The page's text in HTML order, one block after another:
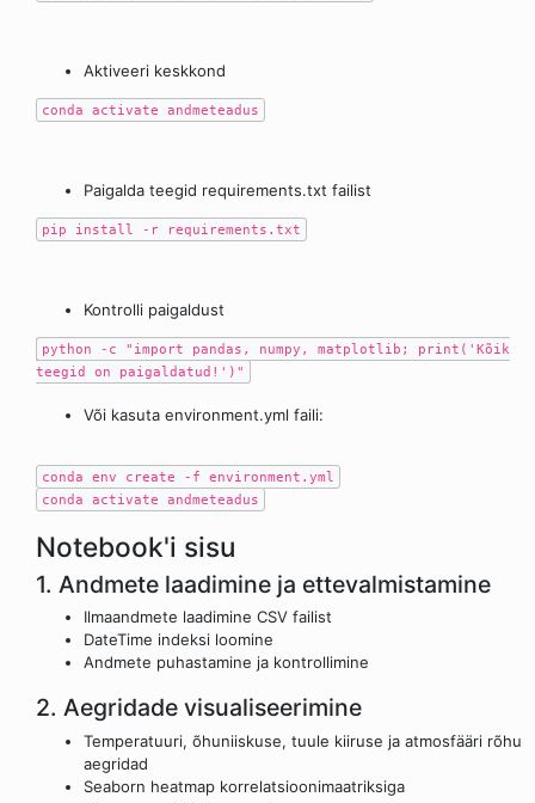
conda activate andmeteadus
pip install -r requirements.txt
python -c "import pandas, numpy, matplotlib; print('Kõik
teegid on paigaldatud!')"
Või kasuta environment.yml faili:
conda env create -f environment.yml
conda activate andmeteadus
Notebook'i sisu
1. Andmete laadimine ja ettevalmistamine
Ilmaandmete laadimine CSV failist
DateTime indeksi loomine
Andmete puhastamine ja kontrollimine
2. Aegridade visualiseerimine
Temperatuuri, õhuniiskuse, tuule kiiruse ja atmosfääri rõhu
aegridad
Seaborn heatmap korrelatsioonimaatriksiga